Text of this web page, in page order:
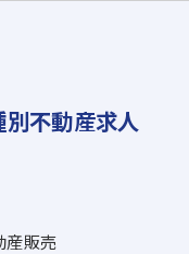
不動産求人
産販売